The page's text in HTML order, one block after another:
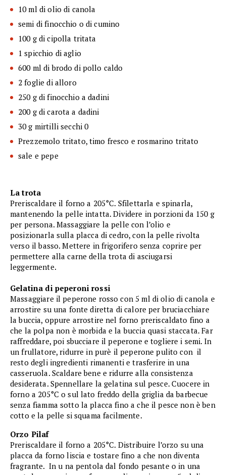
10 ml di olio di canola
semi di finocchio o di cumino
100 g di cipolla tritata
1 spicchio di aglio
600 ml di brodo di pollo caldo
2 foglie di alloro
250 g di finocchio a dadini
200 g di carota a dadini
30 g mirtilli secchi 0
Prezzemolo tritato, timo fresco e rosmarino tritato
sale e pepe
La trota
Preriscaldare il forno a 205°C. Sfilettarla e spinarla,
mantenendo la pelle intatta. Dividere in porzioni da 150 g
per persona. Massaggiare la pelle con l’olio e
posizionarla sulla placca di cedro, con la pelle rivolta
verso il basso. Mettere in frigorifero senza coprire per
permettere alla carne della trota di asciugarsi
leggermente.
Gelatina di peperoni rossi
Massaggiare il peperone rosso con 5 ml di olio di canola e
arrostire su una fonte diretta di calore per bruciacchiare
la buccia, oppure arrostire nel forno preriscaldato fino a
che la polpa non è morbida e la buccia quasi staccata. Far
raffreddare, poi sbucciare il peperone e togliere i semi. In
un frullatore, ridurre in purè il peperone pulito con il
resto degli ingredienti rimanenti e trasferire in una
casseruola. Scaldare bene e ridurre alla consistenza
desiderata. Spennellare la gelatina sul pesce. Cuocere in
forno a 205°C o sul lato freddo della griglia da barbecue
senza fiamma sotto la placca fino a che il pesce non è ben
cotto e la pelle si squama facilmente.
Orzo Pilaf
Preriscaldare il forno a 205°C. Distribuire l’orzo su una
placca da forno liscia e tostare fino a che non diventa
fragrante. In u na pentola dal fondo pesante o in una